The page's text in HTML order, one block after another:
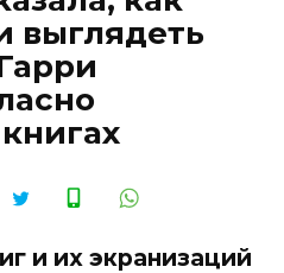
выглядеть
и их экранизаций